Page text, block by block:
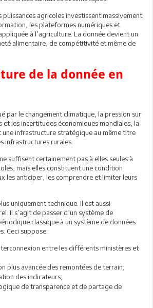
puissances agricoles investissent massivement
les plateformes numériques et
à l’agriculture. La donnée devient un
alimentaire, de compétitivité et même de
de la donnée en
par le changement climatique, la pression sur
et les incertitudes économiques mondiales, la
une infrastructure stratégique au même titre
infrastructures rurales.
suffisent certainement pas à elles seules à
mais elles constituent une condition
les anticiper, les comprendre et limiter leurs
uniquement technique. Il est aussi
Il s’agit de passer d’un système de
classique à un système de données
Ceci suppose:
entre les différents ministères et
plus avancée des remontées de terrain;
des indicateurs;
de transparence et de partage de